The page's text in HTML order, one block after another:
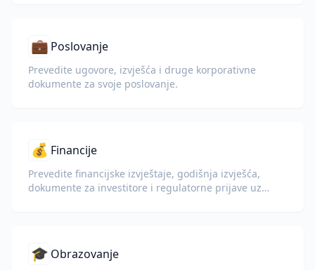
💼 Poslovanje
Prevedite ugovore, izvješća i druge korporativne
dokumente za svoje poslovanje.
💰 Financije
Prevedite financijske izvještaje, godišnja izvješća,
dokumente za investitore i regulatorne prijave uz
🎓 Obrazovanje